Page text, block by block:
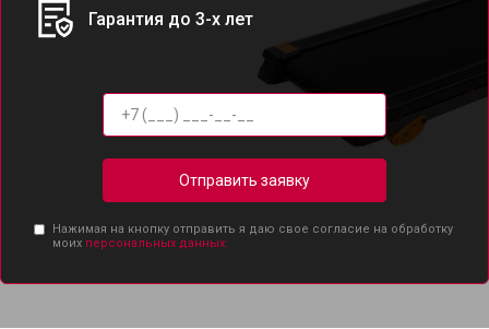
Гарантия до 3-х лет
Отправить заявку
Нажимая на кнопку отправить я даю свое согласие на обработку
моих персональных данных.